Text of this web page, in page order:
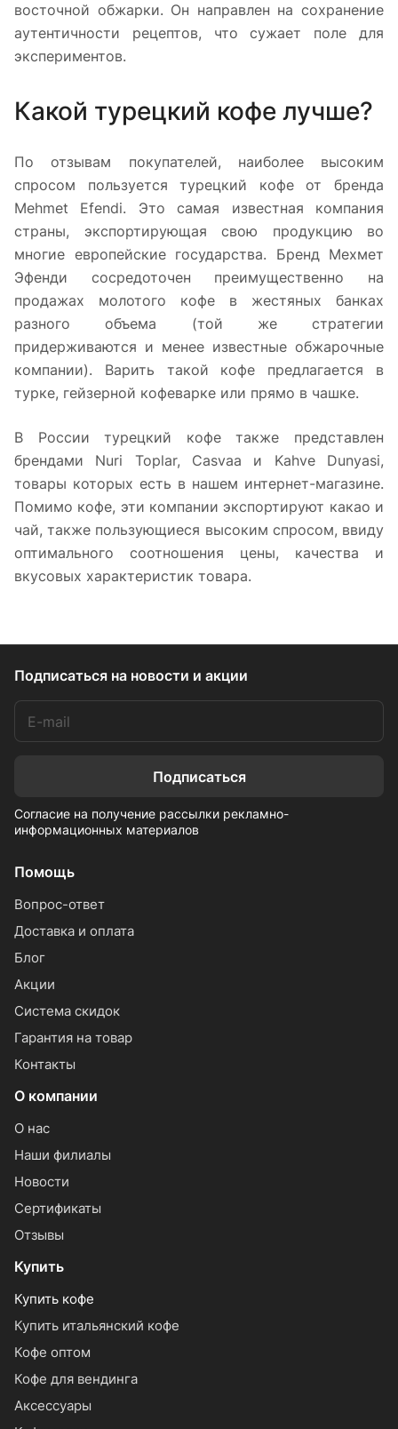
восточной обжарки. Он направлен на сохранение
аутентичности рецептов, что сужает поле для
экспериментов.
Какой турецкий кофе лучше?
По отзывам покупателей, наиболее высоким
спросом пользуется турецкий кофе от бренда
Mehmet Efendi. Это самая известная компания
страны, экспортирующая свою продукцию во
многие европейские государства. Бренд Мехмет
Эфенди сосредоточен преимущественно на
продажах молотого кофе в жестяных банках
разного объема (той же стратегии
придерживаются и менее известные обжарочные
компании). Варить такой кофе предлагается в
турке, гейзерной кофеварке или прямо в чашке.
В России турецкий кофе также представлен
брендами Nuri Toplar, Casvaa и Kahve Dunyasi,
товары которых есть в нашем интернет-магазине.
Помимо кофе, эти компании экспортируют какао и
чай, также пользующиеся высоким спросом, ввиду
оптимального соотношения цены, качества и
вкусовых характеристик товара.
Подписаться на новости и акции
Подписаться
Согласие на получение рассылки рекламно-
информационных материалов
Помощь
Вопрос-ответ
Доставка и оплата
Блог
Акции
Система скидок
Гарантия на товар
Контакты
О компании
О нас
Наши филиалы
Новости
Сертификаты
Отзывы
Купить
Купить кофе
Купить итальянский кофе
Кофе оптом
Кофе для вендинга
Аксессуары